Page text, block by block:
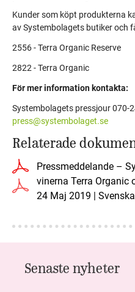
Kunder som köpt produkterna
av Systembolagets butiker och
2556 - Terra Organic Reserve
2822 - Terra Organic
För mer information kontakta:
Systembolagets pressjour 070-
press@systembolaget.se
Relaterade
Pressmeddelande –
vinerna Terra Organic
24 Maj 2019 | Svenska
Senaste nyheter